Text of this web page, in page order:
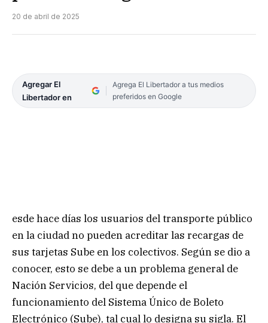
20 de abril de 2025
Agregar El
Libertador en
Agrega El Libertador a tus medios
preferidos en Google
esde hace días los usuarios del transporte público
en la ciudad no pueden acreditar las recargas de
sus tarjetas Sube en los colectivos. Según se dio a
conocer, esto se debe a un problema general de
Nación Servicios, del que depende el
funcionamiento del Sistema Único de Boleto
Electrónico (Sube), tal cual lo designa su sigla. El